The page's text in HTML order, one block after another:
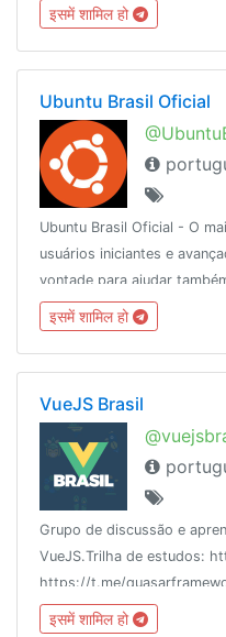
🌐 apoia.se/redetelezap
इसमें शामिल हो
Ubuntu Brasil Oficial
Ubuntu Brasil Oficial - O
usuários iniciantes e
vontade para ajudar
👥 @terminalgnulinux👥
(canal)
इसमें शामिल हो
VueJS Brasil
Grupo de discussão e
VueJS.Trilha de estudos:
https://t.me/
इसमें शामिल हो